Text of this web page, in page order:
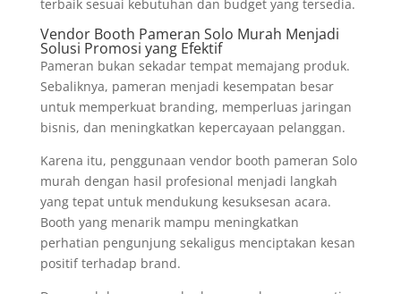
terbaik sesuai kebutuhan dan budget yang tersedia.
Vendor Booth Pameran Solo Murah Menjadi
Solusi Promosi yang Efektif
Pameran bukan sekadar tempat memajang produk.
Sebaliknya, pameran menjadi kesempatan besar
untuk memperkuat branding, memperluas jaringan
bisnis, dan meningkatkan kepercayaan pelanggan.
Karena itu, penggunaan vendor booth pameran Solo
murah dengan hasil profesional menjadi langkah
yang tepat untuk mendukung kesuksesan acara.
Booth yang menarik mampu meningkatkan
perhatian pengunjung sekaligus menciptakan kesan
positif terhadap brand.